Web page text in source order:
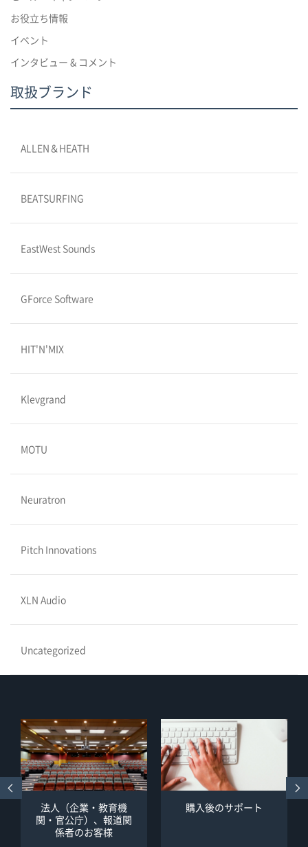
お役立ち情報
イベント
インタビュー & コメント
取扱ブランド
ALLEN＆HEATH
BEATSURFING
EastWest Sounds
GForce Software
HIT'N'MIX
Klevgrand
MOTU
Neuratron
Pitch Innovations
XLN Audio
Uncategorized
法人（企業・教育機
関・官公庁）、報道関
係者のお客様
購入後のサポート